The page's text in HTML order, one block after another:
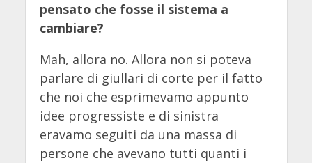
pensato che fosse il sistema a
cambiare?
Mah, allora no. Allora non si poteva
parlare di giullari di corte per il fatto
che noi che esprimevamo appunto
idee progressiste e di sinistra
eravamo seguiti da una massa di
persone che avevano tutti quanti i